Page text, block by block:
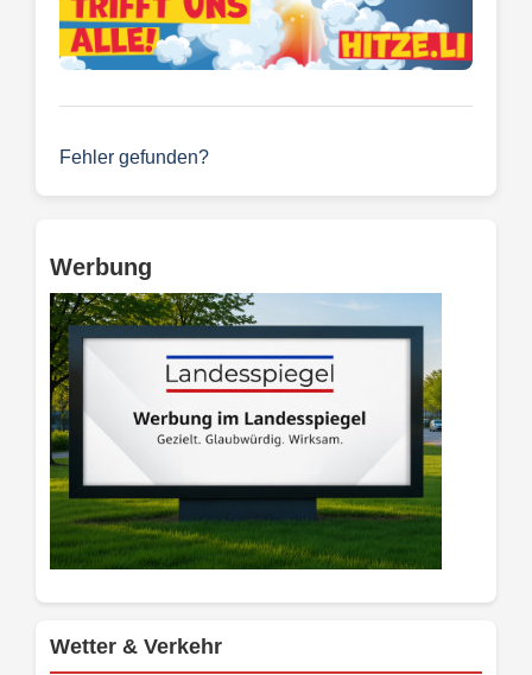
Fehler gefunden?
Werbung
Wetter & Verkehr